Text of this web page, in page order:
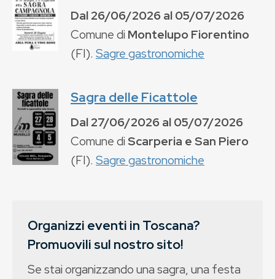
Dal26/06/2026al05/07/2026
Comune di Montelupo Fiorentino
(FI). Sagre gastronomiche
Sagra delle Ficattole
Dal27/06/2026al05/07/2026
Comune diScarperia e San Piero
(FI). Sagre gastronomiche
Organizzi eventi in Toscana?
Promuovili sul nostro sito!
Se stai organizzando una sagra, una festa